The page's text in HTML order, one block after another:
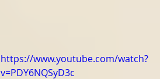
https://www.youtube.com/watch?
v=PDY6NQSyD3c